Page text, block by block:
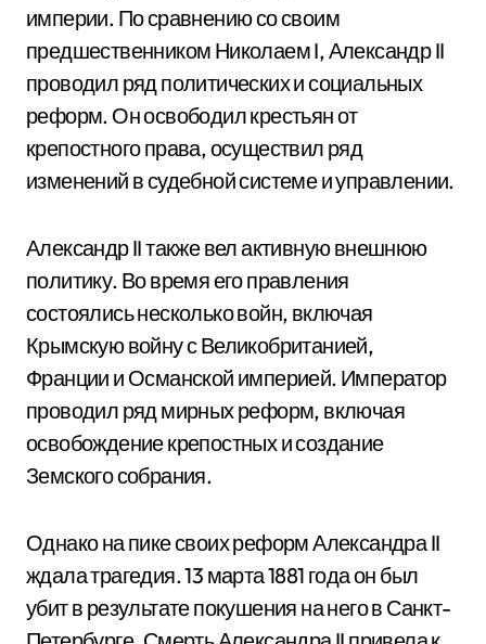
империи. По сравнению со своим
предшественником Николаем I, Александр II
проводил ряд политических и социальных
реформ. Он освободил крестьян от
крепостного права, осуществил ряд
изменений в судебной системе и управлении.
Александр II также вел активную внешнюю
политику. Во время его правления
состоялись несколько войн, включая
Крымскую войну с Великобританией,
Франции и Османской империей. Император
проводил ряд мирных реформ, включая
освобождение крепостных и создание
Земского собрания.
Однако на пике своих реформ Александра II
ждала трагедия. 13 марта 1881 года он был
убит в результате покушения на него в Санкт-